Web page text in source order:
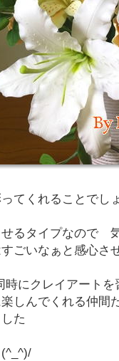
てくれることでし
るタイプなので
ごいなぁと感心さ
時にクレイアート
しんでくれる仲間
た